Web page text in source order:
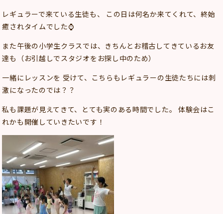
レギュラーで来ている生徒も、 この日は何名か来てくれて、終始
癒されタイムでした⌚
また午後の小学生クラスでは、きちんとお稽古してきているお友
達も（お引越しでスタジオをお探し中のため）
一緒にレッスンを 受けて、こちらもレギュラーの生徒たちには刺
激になったのでは？？
私も課題が見えてきて、とても実のある時間でした。 体験会はこ
れかも開催していきたいです！